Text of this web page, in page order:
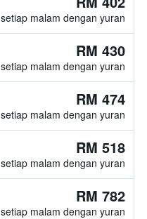
setiap malam dengan yuran
RM 430
setiap malam dengan yuran
RM 474
setiap malam dengan yuran
RM 518
setiap malam dengan yuran
RM 782
setiap malam dengan yuran